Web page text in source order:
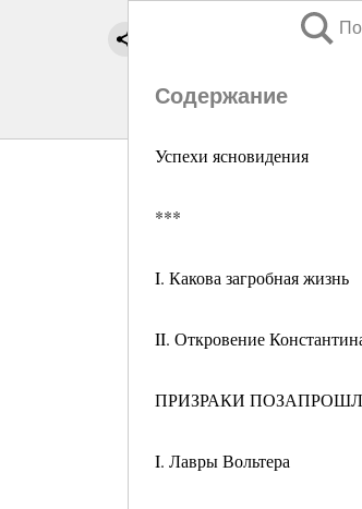
Содержание
Успехи ясновидения
***
I. Какова загробная жизнь
II. Откровение
ПРИЗРАКИ
I. Лавры Вольтера